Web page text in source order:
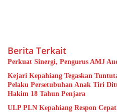
Berita Terkait
Perkuat Sinergi, Pengurus AMJ
Kejari Kepahiang Tegaskan
Pelaku Persetubuhan Anak Tiri
Hakim 18 Tahun Penjara
ULP PLN Kepahiang Respon